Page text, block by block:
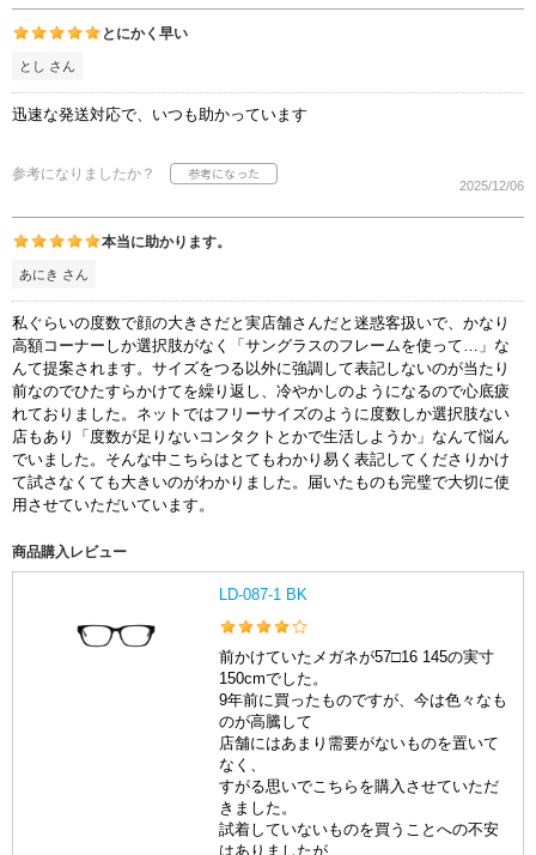
とにかく早い
とし さん
迅速な発送対応で、いつも助かっています
参考になりましたか？
2025/12/06
本当に助かります。
あにき さん
私ぐらいの度数で顔の大きさだと実店舗さんだと迷惑客扱いで、かなり
高額コーナーしか選択肢がなく「サングラスのフレームを使って…」な
んて提案されます。サイズをつる以外に強調して表記しないのが当たり
前なのでひたすらかけてを繰り返し、冷やかしのようになるので心底疲
れておりました。ネットではフリーサイズのように度数しか選択肢ない
店もあり「度数が足りないコンタクトとかで生活しようか」なんて悩ん
でいました。そんな中こちらはとてもわかり易く表記してくださりかけ
て試さなくても大きいのがわかりました。届いたものも完璧で大切に使
用させていただいています。
商品購入レビュー
LD-087-1 BK
前かけていたメガネが57□16 145の実寸
150cmでした。
9年前に買ったものですが、今は色々なも
のが高騰して
店舗にはあまり需要がないものを置いて
なく、
すがる思いでこちらを購入させていただ
きました。
試着していないものを買うことへの不安
はありましたが